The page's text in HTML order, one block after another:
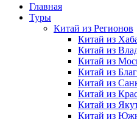
Главная
Туры
Китай из Регионов
Китай из
Китай из
Китай из
Китай из
Китай из
Китай из
Китай из
Китай из